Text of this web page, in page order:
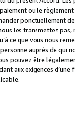
ou le
ponctuellement
les transmettez
ce que vous nous
personne auprès de qui
pouvez être
aux exigences